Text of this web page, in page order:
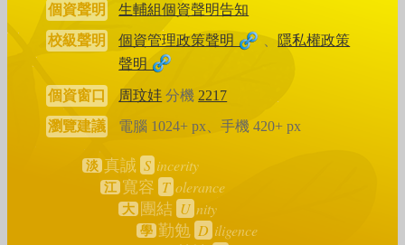
個資聲明
生輔組個資聲明告知
校級聲明
個資管理政策聲明 、
隱私權政策
聲明
個資窗口 周玟妦 分機 2217
瀏覽建議
電腦 1024+ px、手機 420+ px
淡 真誠 S incerity
江 寬容 T olerance
大 團結 U nity
學 勤勉 D iligence